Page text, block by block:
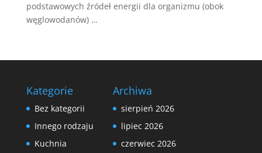
podstawowych źródeł energii dla organizmu (obok
węglowodanów) …
Kategorie
Bez kategorii
Innego rodzaju
Kuchnia
Archiwa
sierpień 2026
lipiec 2026
czerwiec 2026